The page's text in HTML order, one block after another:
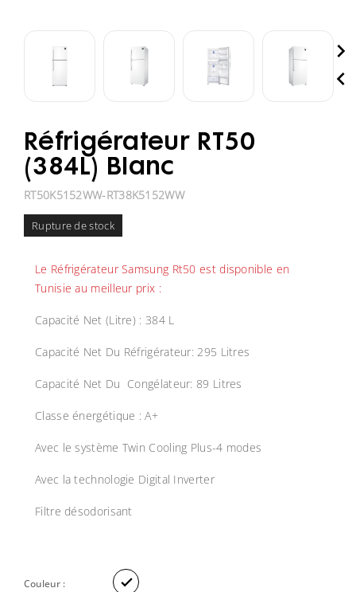


Réfrigérateur RT50
(384L) Blanc
RT50K5152WW-RT38K5152WW
Rupture de stock
Le Réfrigérateur Samsung Rt50 est disponible en
Tunisie au meilleur prix :
Capacité Net (Litre) : 384 L
Capacité Net Du Réfrigérateur: 295 Litres
Capacité Net Du Congélateur: 89 Litres
Classe énergétique : A+
Avec le système Twin Cooling Plus-4 modes
Avec la technologie Digital Inverter
Filtre désodorisant
Couleur : 